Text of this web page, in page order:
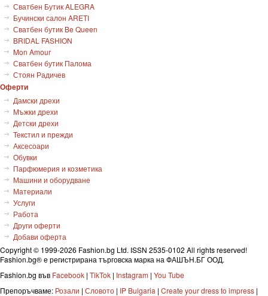
Сватбен Бутик ALEGRA
Бучински салон ARETI
Сватбен бутик Be Queen
BRIDAL FASHION
Mon Amour
Сватбен бутик Палома
Стоян Радичев
Оферти
Дамски дрехи
Мъжки дрехи
Детски дрехи
Текстил и прежди
Аксесоари
Обувки
Парфюмерия и козметика
Машини и оборудване
Материали
Услуги
Работа
Други оферти
Добави оферта
Copyright © 1999-2026 Fashion.bg Ltd. ISSN 2535-0102 All rights reserved!
Fashion.bg®е регистрирана търговска марка на ФАШЪН.БГ ООД.
Fashion.bg във Facebook | TikTok | Instagram | You Tube
Препоръчваме: Розали | Словото | IP Bulgaria | Create your dress to impress |